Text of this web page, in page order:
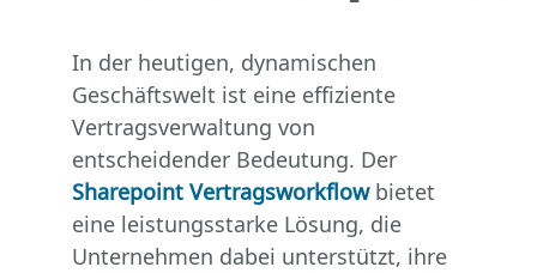
In der heutigen, dynamischen
Geschäftswelt ist eine effiziente
Vertragsverwaltung von
entscheidender Bedeutung. Der
Sharepoint Vertragsworkflowbietet
eine leistungsstarke Lösung, die
Unternehmen dabei unterstützt, ihre